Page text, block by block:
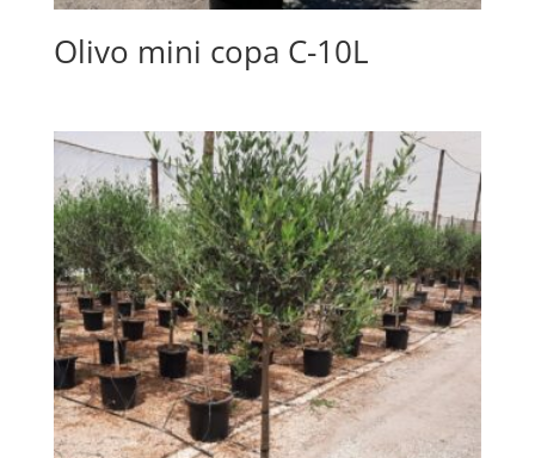
Olivo mini copa C-10L